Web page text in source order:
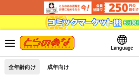
Language
全年齢向け 成年向け